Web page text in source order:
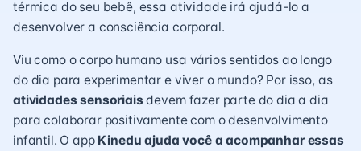
térmica do seu bebê, essa atividade irá ajudá-lo a
desenvolver a consciência corporal.
Viu como o corpo humano usa vários sentidos ao longo
do dia para experimentar e viver o mundo? Por isso, as
atividades sensoriais devem fazer parte do dia a dia
para colaborar positivamente com odesenvolvimento
infantil. O app Kinedu ajuda você a acompanhar essas